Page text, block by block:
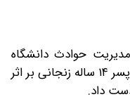
حوادث دانشگاه
علوم پزشکی زنجان گفت: دانش آموز پسر ۱۴ ساله زنجانی بر اثر
داد.